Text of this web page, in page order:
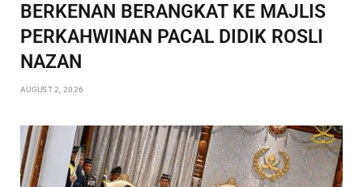
BERKENAN BERANGKAT KE MAJLIS
PERKAHWINAN PACAL DIDIK ROSLI
NAZAN
AUGUST 2, 2026